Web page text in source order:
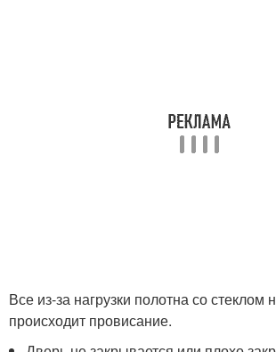
Все из-за нагрузки полотна со стеклом
происходит провисание.